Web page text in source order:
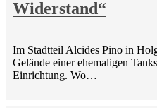
Widerstand“
Im Stadtteil Alcides Pino in
Gelände einer ehemaligen
Einrichtung. Wo…